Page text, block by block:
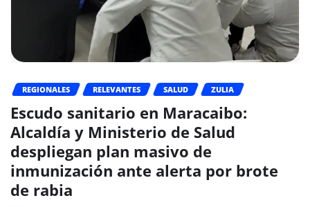
REGIONALES RELEVANTES SALUD ZULIA
Escudo sanitario en Maracaibo:
Alcaldía y Ministerio de Salud
despliegan plan masivo de
inmunización ante alerta por brote
de rabia